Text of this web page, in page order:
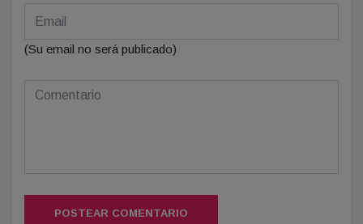
(Su email no será publicado)
POSTEAR COMENTARIO